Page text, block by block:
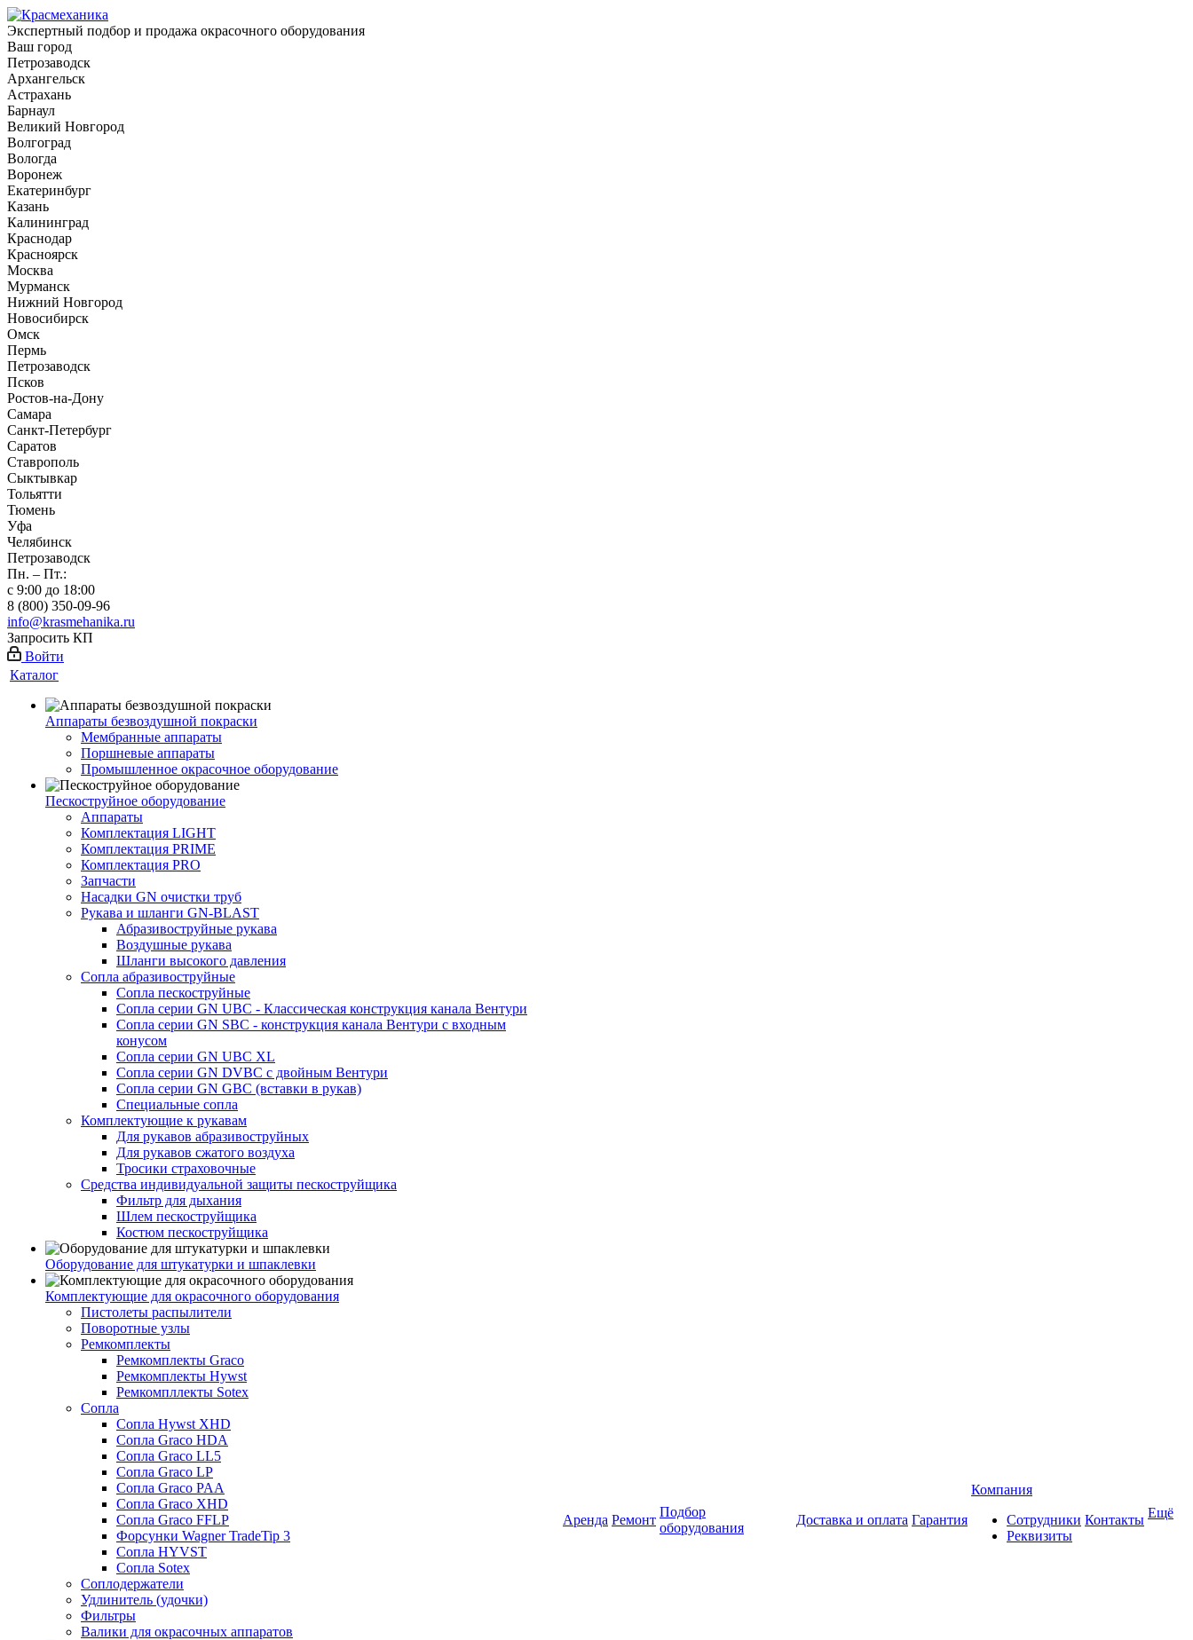
Экспертный подбор и продажа окрасочного оборудования
Ваш город
Петрозаводск
Архангельск
Астрахань
Барнаул
Великий Новгород
Волгоград
Вологда
Воронеж
Екатеринбург
Казань
Калининград
Краснодар
Красноярск
Москва
Мурманск
Нижний Новгород
Новосибирск
Омск
Пермь
Петрозаводск
Псков
Ростов-на-Дону
Самара
Санкт-Петербург
Саратов
Ставрополь
Сыктывкар
Тольятти
Тюмень
Уфа
Челябинск
Петрозаводск
Пн. – Пт.:
с 9:00 до 18:00
8 (800) 350-09-96
info@krasmehanika.ru
Запросить КП
Войти
Каталог
Аппараты безвоздушной покраски
Мембранные аппараты
Поршневые аппараты
Промышленное окрасочное оборудование
Пескоструйное оборудование
Аппараты
Комплектация LIGHT
Комплектация PRIME
Комплектация PRO
Запчасти
Насадки GN очистки труб
Рукава и шланги GN-BLAST
Абразивоструйные рукава
Воздушные рукава
Шланги высокого давления
Сопла абразивоструйные
Сопла пескоструйные
Сопла серии GN UBC - Классическая конструкция канала Вентури
Сопла серии GN SBC - конструкция канала Вентури c входным
конусом
Сопла серии GN UBC XL
Сопла серии GN DVBC с двойным Вентури
Сопла серии GN GBC (вставки в рукав)
Специальные сопла
Комплектующие к рукавам
Для рукавов абразивоструйных
Для рукавов сжатого воздуха
Тросики страховочные
Средства индивидуальной защиты пескоструйщика
Фильтр для дыхания
Шлем пескоструйщика
Костюм пескоструйщика
Оборудование для штукатурки и шпаклевки
Комплектующие для окрасочного оборудования
Пистолеты распылители
Поворотные узлы
Ремкомплекты
Ремкомплекты Graco
Ремкомплекты Hywst
Ремкомпллекты Sotex
Сопла
Сопла Hywst XHD
Сопла Graco HDA
Сопла Graco LL5
Сопла Graco LP
Сопла Graco PAA
Сопла Graco XHD
Сопла Graco FFLP
Форсунки Wagner TradeTip 3
Сопла HYVST
Сопла Sotex
Соплодержатели
Удлинитель (удочки)
Фильтры
Валики для окрасочных аппаратов
Аренда Ремонт
Подбор
оборудования
Доставка и оплата Гарантия
Компания
Сотрудники
Реквизиты
Контакты Ещё